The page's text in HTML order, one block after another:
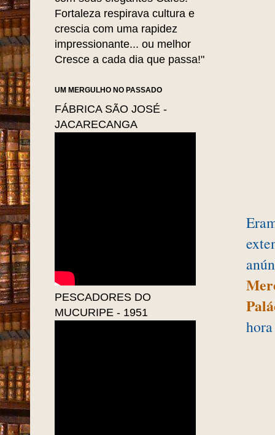
Fortaleza respirava cultura e
crescia com uma rapidez
impressionante... ou melhor
Cresce a cada dia que passa!"
UM MERGULHO NO PASSADO
FÁBRICA SÃO JOSÉ -
JACARECANGA
PESCADORES DO
MUCURIPE - 1951